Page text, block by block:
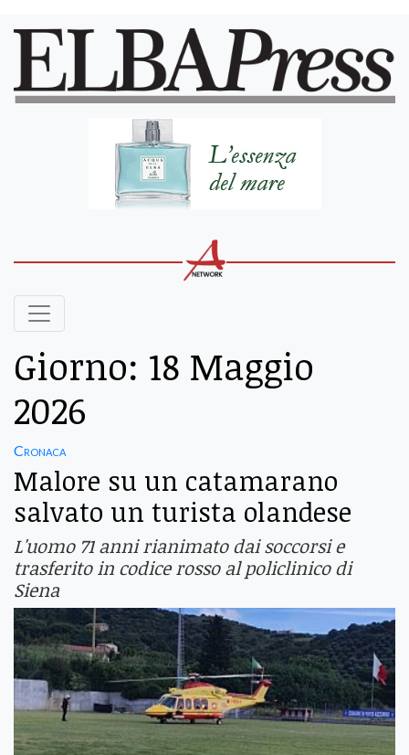
Giorno: 18 Maggio
2026
Cronaca
Malore su un catamarano
salvato un turista olandese
L'uomo 71 anni rianimato dai soccorsi e
trasferito in codice rosso al policlinico di
Siena